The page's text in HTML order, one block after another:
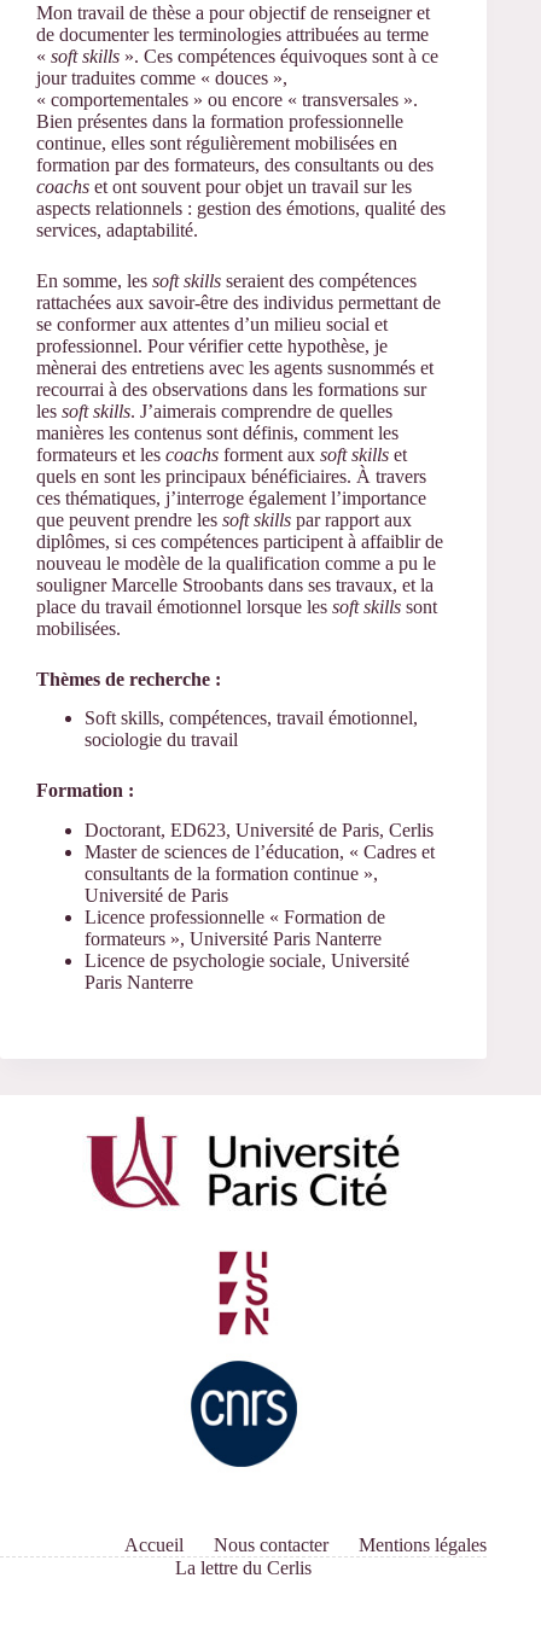
Mon travail de thèse a pour objectif de renseigner et
de documenter les terminologies attribuées au terme
« soft skills ». Ces compétences équivoques sont à ce
jour traduites comme « douces »,
« comportementales » ou encore « transversales ».
Bien présentes dans la formation professionnelle
continue, elles sont régulièrement mobilisées en
formation par des formateurs, des consultants ou des
coachs et ont souvent pour objet un travail sur les
aspects relationnels : gestion des émotions, qualité des
services, adaptabilité.
En somme, les soft skills seraient des compétences
rattachées aux savoir-être des individus permettant de
se conformer aux attentes d’un milieu social et
professionnel. Pour vérifier cette hypothèse, je
mènerai des entretiens avec les agents susnommés et
recourrai à des observations dans les formations sur
les soft skills. J’aimerais comprendre de quelles
manières les contenus sont définis, comment les
formateurs et les coachs forment aux soft skills et
quels en sont les principaux bénéficiaires. À travers
ces thématiques, j’interroge également l’importance
que peuvent prendre les soft skills par rapport aux
diplômes, si ces compétences participent à affaiblir de
nouveau le modèle de la qualification comme a pu le
souligner Marcelle Stroobants dans ses travaux, et la
place du travail émotionnel lorsque les soft skills sont
mobilisées.
Thèmes de recherche :
Soft skills, compétences, travail émotionnel,
sociologie du travail
Formation :
Doctorant, ED623, Université de Paris, Cerlis
Master de sciences de l’éducation, « Cadres et
consultants de la formation continue »,
Université de Paris
Licence professionnelle « Formation de
formateurs », Université Paris Nanterre
Licence de psychologie sociale, Université
Paris Nanterre
Accueil Nous contacter
Mentions légales
La lettre du Cerlis